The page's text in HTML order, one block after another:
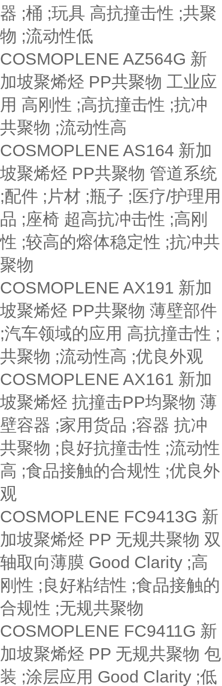
器 ;桶 ;玩具 高抗撞击性 ;共聚
物 ;流动性低
COSMOPLENE AZ564G 新
加坡聚烯烃 PP共聚物 工业应
用 高刚性 ;高抗撞击性 ;抗冲
共聚物 ;流动性高
COSMOPLENE AS164 新加
坡聚烯烃 PP共聚物 管道系统
;配件 ;片材 ;瓶子 ;医疗/护理用
品 ;座椅 超高抗冲击性 ;高刚
性 ;较高的熔体稳定性 ;抗冲共
聚物
COSMOPLENE AX191 新加
坡聚烯烃 PP共聚物 薄壁部件
;汽车领域的应用 高抗撞击性 ;
共聚物 ;流动性高 ;优良外观
COSMOPLENE AX161 新加
坡聚烯烃 抗撞击PP均聚物 薄
壁容器 ;家用货品 ;容器 抗冲
共聚物 ;良好抗撞击性 ;流动性
高 ;食品接触的合规性 ;优良外
观
COSMOPLENE FC9413G 新
加坡聚烯烃 PP 无规共聚物 双
轴取向薄膜 Good Clarity ;高
刚性 ;良好粘结性 ;食品接触的
合规性 ;无规共聚物
COSMOPLENE FC9411G 新
加坡聚烯烃 PP 无规共聚物 包
装 ;涂层应用 Good Clarity ;低